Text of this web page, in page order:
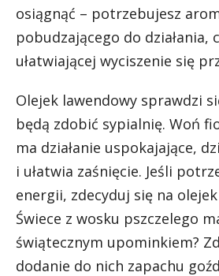
osiągnąć – potrzebujesz
pobudzającego do działania,
ułatwiającej wyciszenie się
Olejek lawendowy sprawdzi
będą zdobić sypialnię. Woń
ma działanie uspokajające,
i ułatwia zaśnięcie. Jeśli
energii, zdecyduj się na
Świece z wosku pszczelego
świątecznym upominkiem?
dodanie do nich zapachu